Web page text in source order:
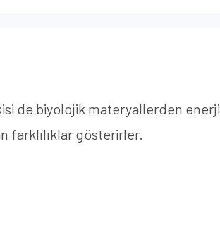
de biyolojik materyallerden enerji
farklılıklar gösterirler.